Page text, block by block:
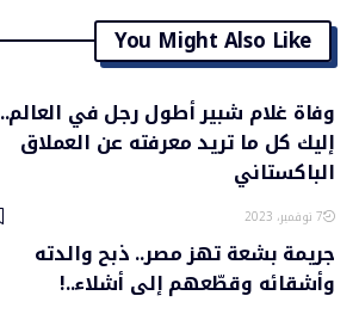
You Might Also Like
وفاة غلام شبير أطول رجل في العالم..
إليك كل ما تريد معرفته عن العملاق
الباكستاني
7 نوفمبر، 2023
جريمة بشعة تهز مصر.. ذبح والدته
وأشقائه وقطّعهم إلى أشلاء..!